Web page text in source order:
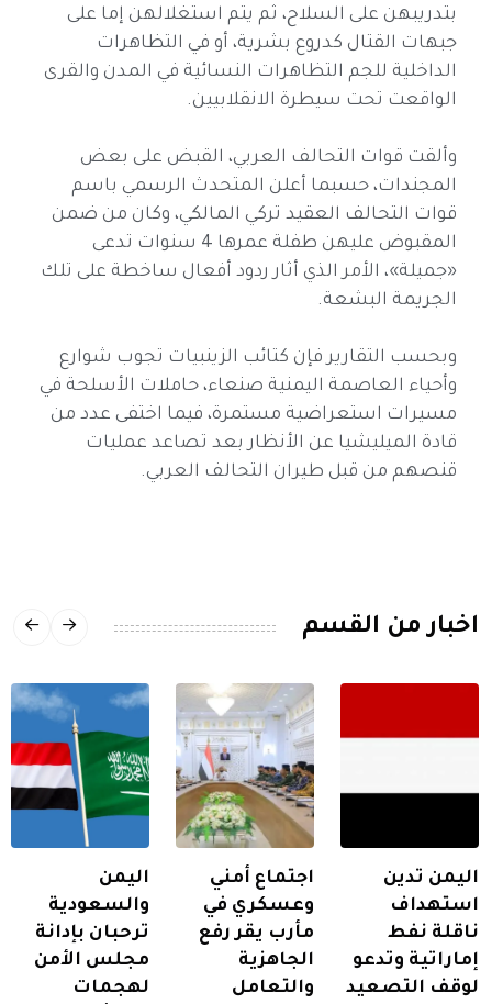
بتدريبهن على السلاح، ثم يتم استغلالهن إما على
جبهات القتال كدروع بشرية، أو في التظاهرات
الداخلية للجم التظاهرات النسائية في المدن والقرى
الواقعت تحت سيطرة الانقلابيين.
وألقت قوات التحالف العربي، القبض على بعض
المجندات، حسبما أعلن المتحدث الرسمي باسم
قوات التحالف العقيد تركي المالكي، وكان من ضمن
المقبوض عليهن طفلة عمرها 4 سنوات تدعى
«جميلة»، الأمر الذي أثار ردود أفعال ساخطة على تلك
الجريمة البشعة.
وبحسب التقارير فإن كتائب الزينبيات تجوب شوارع
وأحياء العاصمة اليمنية صنعاء، حاملات الأسلحة في
مسيرات استعراضية مستمرة، فيما اختفى عدد من
قادة الميليشيا عن الأنظار بعد تصاعد عمليات
قنصهم من قبل طيران التحالف العربي.
اخبار من القسم
اليمن تدين
استهداف
ناقلة نفط
إماراتية وتدعو
لوقف التصعيد
اجتماع أمني
وعسكري في
مأرب يقر رفع
الجاهزية
والتعامل
اليمن
والسعودية
ترحبان بإدانة
مجلس الأمن
لهجمات